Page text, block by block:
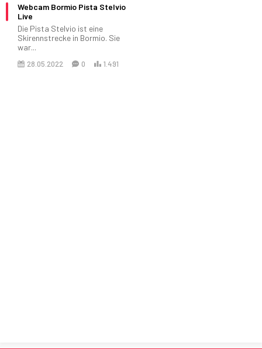
Webcam Bormio Pista Stelvio
Live
Die Pista Stelvio ist eine
Skirennstrecke in Bormio. Sie
war...
28.05.2022 0 1.491